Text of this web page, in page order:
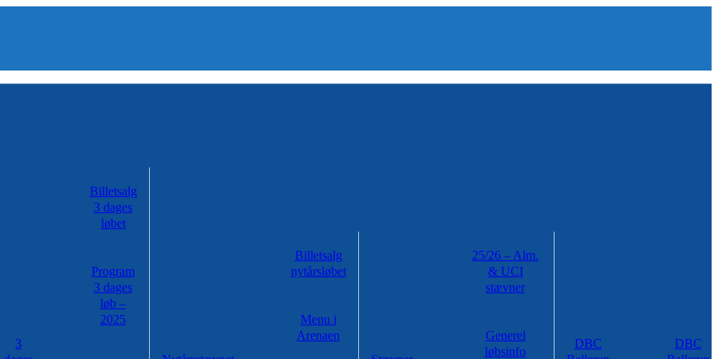
3
Billetsalg
3 dages
løbet
Program
3 dages
løb –
2025
Billetsalg
nytårsløbet
Menu i
Arenaen
25/26 – Alm.
& UCI
stævner
Generel
løbsinfo
DBC
DBC